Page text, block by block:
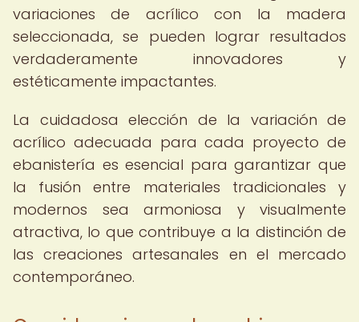
variaciones de acrílico con la madera
seleccionada, se pueden lograr resultados
verdaderamente innovadores y
estéticamente impactantes.
La cuidadosa elección de la variación de
acrílico adecuada para cada proyecto de
ebanistería es esencial para garantizar que
la fusión entre materiales tradicionales y
modernos sea armoniosa y visualmente
atractiva, lo que contribuye a la distinción de
las creaciones artesanales en el mercado
contemporáneo.